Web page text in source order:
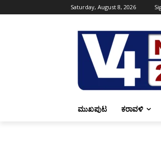
Saturday, August 8, 2026
ಮುಖಪುಟ ಕರಾವಳಿ